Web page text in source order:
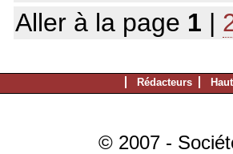
Aller à la page 1 |
Rédacteurs
© 2007 -